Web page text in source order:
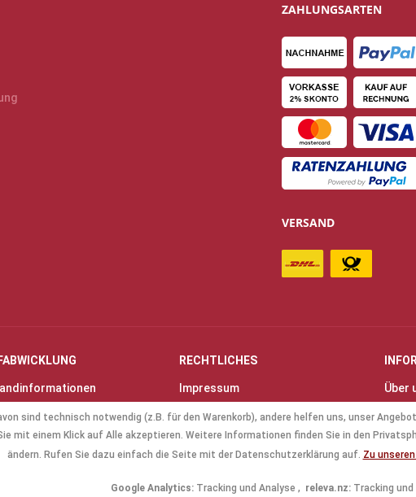
ZAHLUNGSARTEN
VERSAND
RECHTLICHES
Impressum
Allgemeine Geschäftsbedingungen
(AGB)
Batterieverordnung
Über
Küng
sind technisch notwendig (z.B. für den Warenkorb), andere helfen uns, unser
mit einem Klick auf Alle akzeptieren. Weitere Informationen finden Sie in den
ändern. Rufen Sie dazu einfach die Seite mit der Datenschutzerklärung auf. Zu
Google Analytics: Tracking und Analyse , releva.nz: Tracking und